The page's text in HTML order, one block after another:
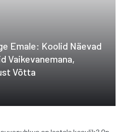
Emale: Koolid Näevad
Vaikevanemana,
Võtta